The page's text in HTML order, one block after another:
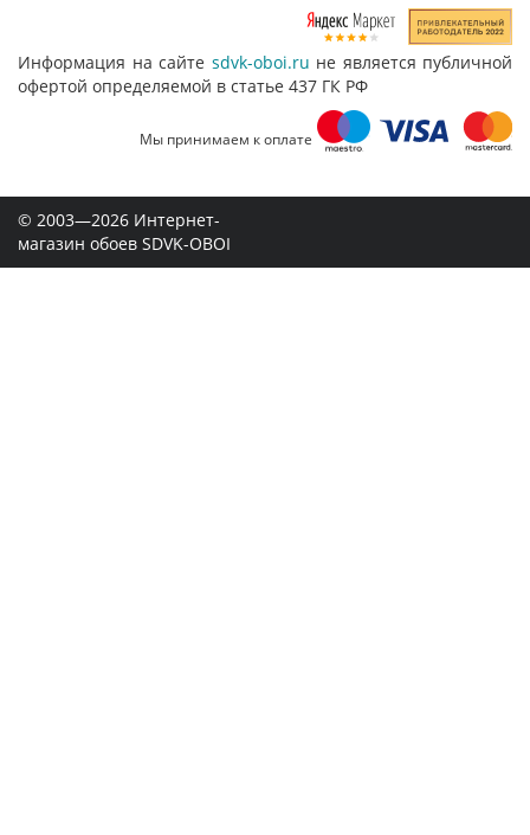
Информация на сайте sdvk-oboi.ru не является публичной
офертой определяемой в статье 437 ГК РФ
Мы принимаем к оплате
© 2003—2026 Интернет-
магазин обоев SDVK-OBOI